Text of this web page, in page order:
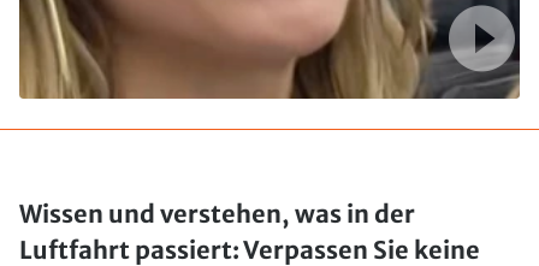
Wissen und verstehen, was in der
Luftfahrt passiert: Verpassen Sie keine